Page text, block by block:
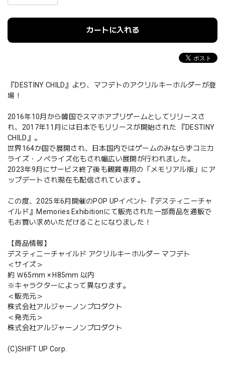
カートに入れる
『DESTINY CHILD』より、マフデトのアクリルキーホルダーが登
場！
2016年10月から韓国でスマホアプリゲームとしてリリースさ
れ、2017年11月には日本でもリリースが開始された 『DESTINY
CHILD』。
世界164か国で展開され、日本国内ではゲームのみならずコミカ
ライズ・ノベライズ化もされ幅広い展開が行われました。
2023年9月にサービス終了後も観賞専用の「メモリアル版」にア
ップデートされ現在も配信されています。
この度、2025年6月開催のPOP UPイベント『デスティニーチャ
イルド』Memories Exhibitionにて販売された一部商品を通販で
もお買い求めいただけることになりました！
【商品情報】
デスティニーチャイルド アクリルキーホルダー マフデト
＜サイズ＞
約 Ｗ65mm × H85mm 以内
※キャラクターによって異なります。
＜販売元＞
株式会社アルジャーノンプロダクト
＜発売元＞
株式会社アルジャーノンプロダクト
(C)SHIFT UP Corp.